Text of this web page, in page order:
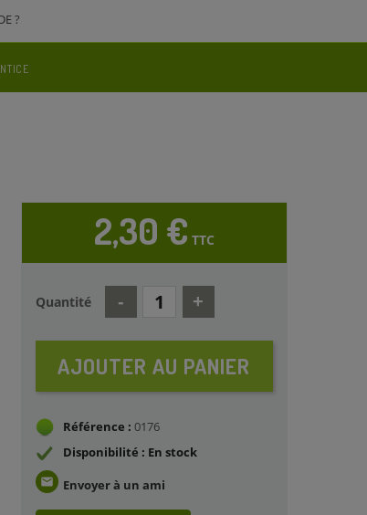
?
2,30 € TTC
Quantité
AJOUTER AU PANIER
Référence : 0176
Disponibilité : En stock
email Envoyer à un ami